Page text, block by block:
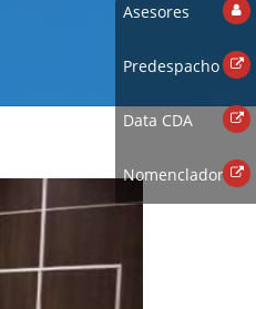
Asesores
Predespacho
Data CDA
Nomenclador